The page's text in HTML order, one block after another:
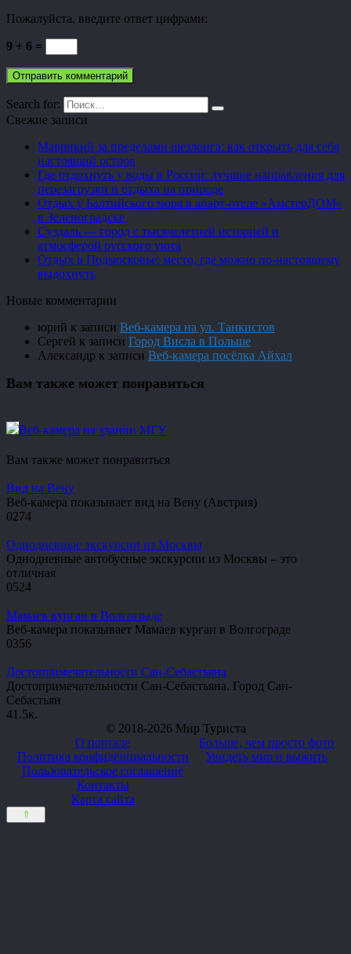
Пожалуйста, введите ответ цифрами:
9 + 6 =
Search for:
Свежие записи
Маврикий за пределами шезлонга: как открыть для себя
настоящий остров
Где отдохнуть у воды в России: лучшие направления для
перезагрузки и отдыха на природе
Отдых у Балтийского моря в апарт-отеле «АмстерДОМ»
в Зеленоградске
Суздаль — город с тысячелетней историей и
атмосферой русского уюта
Отдых в Подмосковье: место, где можно по-настоящему
выдохнуть
Новые комментарии
юрий к записи Веб-камера на ул. Танкистов
Сергей к записи Город Висла в Польше
Александр к записи Веб-камера посёлка Айхал
Вам также может понравиться
Веб-камера на здании МГУ
Вам также может понравиться
Вид на Вену
Веб-камера показывает вид на Вену (Австрия)
0274
Однодневные экскурсии из Москвы
Однодневные автобусные экскурсии из Москвы – это
отличная
0524
Мамаев курган в Волгограде
Веб-камера показывает Мамаев курган в Волгограде
0356
Достопримечательности Сан-Себастьяна
Достопримечательности Сан-Себастьяна. Город Сан-
Себастьян
41.5к.
© 2018-2026 Мир Туриста
О портале
Политика конфиденциальности
Пользовательское соглашение
Контакты
Карта сайта
Больше, чем просто фото
Увидеть мир и выжить